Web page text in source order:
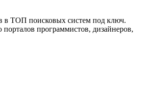
в ТОП поисковых систем под ключ.
программистов, дизайнеров,